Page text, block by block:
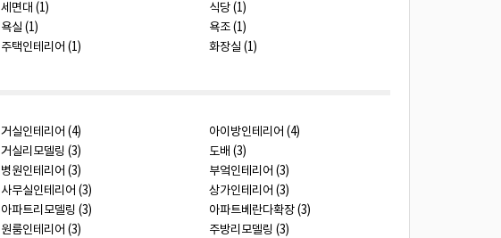
세면대 (1)
식당 (1)
욕실 (1)
욕조 (1)
주택인테리어 (1) 화장실 (1)
거실인테리어 (4)
아이방인테리어 (4)
거실리모델링 (3)
도배 (3)
병원인테리어 (3)
부엌인테리어 (3)
사무실인테리어 (3)
상가인테리어 (3)
아파트리모델링 (3)
아파트베란다확장 (3)
원룸인테리어 (3)
주방리모델링 (3)